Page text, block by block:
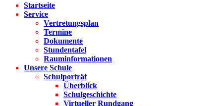
Startseite
Service
Vertretungsplan
Termine
Dokumente
Stundentafel
Rauminformationen
Unsere Schule
Schulporträt
Überblick
Schulgeschichte
Virtueller Rundgang